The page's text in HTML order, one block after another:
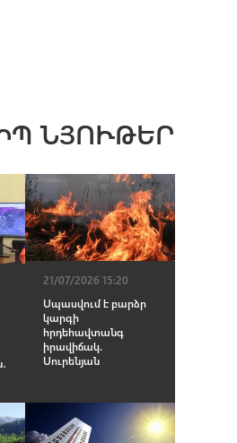
ՆՅՈՒԹԵՐ
21/07/2026 15:20
Սպասվում է բարձր
կարգի
հրդեհավտանգ
իրավիճակ.
Սուրենյան